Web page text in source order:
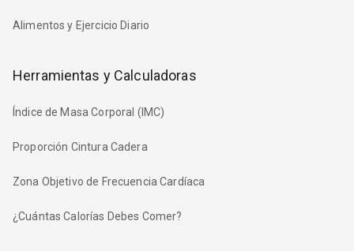
Alimentos y Ejercicio Diario
Herramientas y Calculadoras
Índice de Masa Corporal (IMC)
Proporción Cintura Cadera
Zona Objetivo de Frecuencia Cardíaca
¿Cuántas Calorías Debes Comer?